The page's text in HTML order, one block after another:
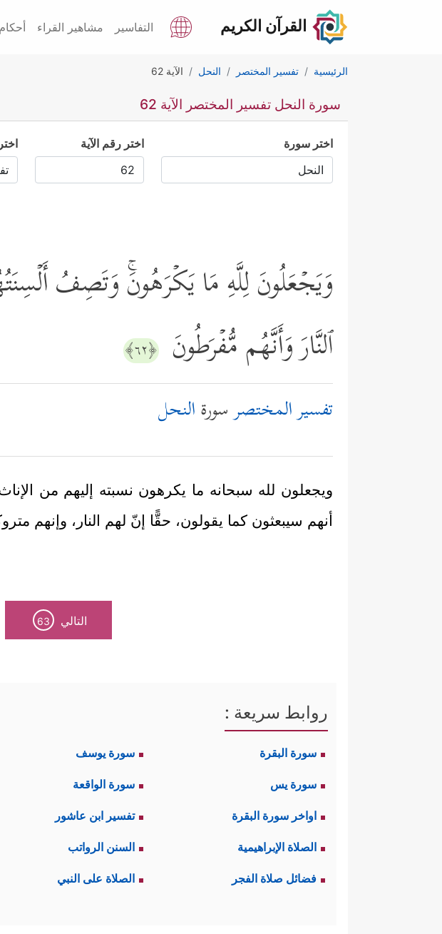
القرآن الكريم التفاسير مشاهير القراء
الرئيسية تفسير المختصر النحل الآية 62
سورة النحل تفسير المختصر الآية 62
اختر سورة اختر رقم الآية
وَیَجۡعَلُونَ لِلَّهِ مَا یَكۡرَهُونَۚ وَتَصِفُ
ٱلنَّارَ وَأَنَّهُم مُّفۡرَطُونَ ﴿٦٢﴾
تفسير المختصرسورةالنحل
ويجعلون لله سبحانه ما يكرهون نسبته إليهم من
أنهم سيبعثون كما يقولون، حقًّا إنّ لهم النار، وإنهم
التالي 63
روابط سريعة :
سورة البقرة سورة يوسف
سورة يس سورة الواقعة
اواخر سورة البقرة تفسير ابن عاشور
الصلاة الإبراهيمية السنن الرواتب
فضائل صلاة الفجر الصلاة على النبي